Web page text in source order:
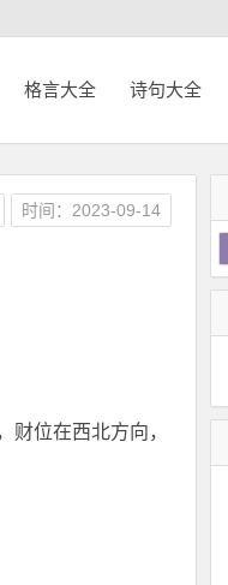
格言大全 诗句大全
时间：2023-09-14
位在西北方向，